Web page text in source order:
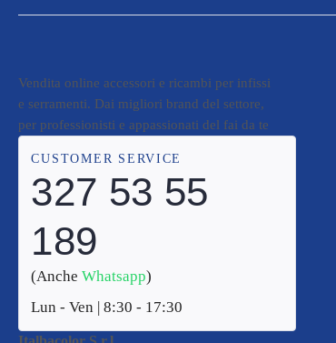
Vendita online accessori e ricambi per infissi
e serramenti. Dai migliori brand del settore,
per professionisti e appassionati del fai da te
CUSTOMER SERVICE
327 53 55
189
(AncheWhatsapp)
Lun - Ven | 8:30 - 17:30